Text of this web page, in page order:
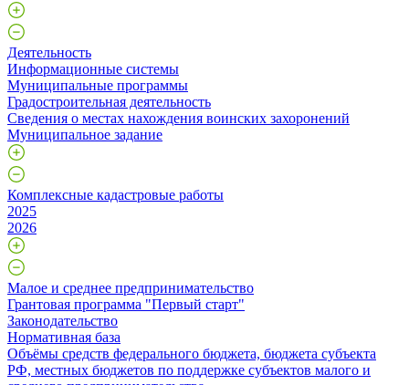
Деятельность
Информационные системы
Муниципальные программы
Градостроительная деятельность
Сведения о местах нахождения воинских захоронений
Муниципальное задание
Комплексные кадастровые работы
2025
2026
Малое и среднее предпринимательство
Грантовая программа "Первый старт"
Законодательство
Нормативная база
Объёмы средств федерального бюджета, бюджета субъекта
РФ, местных бюджетов по поддержке субъектов малого и